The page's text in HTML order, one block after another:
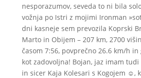
nesporazumov, seveda to ni bila
vožnja po Istri z mojimi Ironman
dni kasneje sem prevozila Koprski
Marto in Obijem – 207 km, 2700
časom 7:56, povprečno 26.6 km/h in
kot zadovoljna! Bojan, jaz imam tudi
in sicer Kaja Kolesari s Kogojem ☺,